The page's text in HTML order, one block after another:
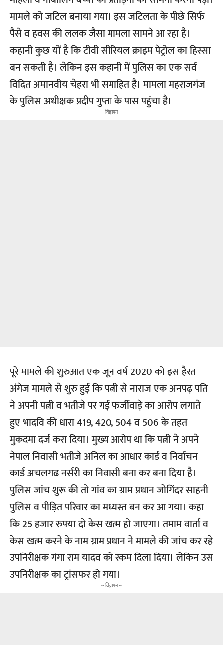
मामले को जटिल बनाया गया। इस जटिलता के पीछे सिर्फ
पैसे व हवस की ललक जैसा मामला सामने आ रहा है।
कहानी कुछ यों है कि टीवी सीरियल क्राइम पेट्रोल का हिस्सा
बन सकती है। लेकिन इस कहानी में पुलिस का एक सर्व
विदित अमानवीय चेहरा भी समाहित है। मामला महराजगंज
के पुलिस अधीक्षक प्रदीप गुप्ता के पास पहुंचा है।
-- विज्ञापन --
पूरे मामले की शुरुआत एक जून वर्ष 2020 को इस हैरत
अंगेज मामले से शुरु हुई कि पत्नी से नाराज एक अनपढ़ पति
ने अपनी पत्नी व भतीजे पर गई फर्जीवाड़े का आरोप लगाते
हुए भादवि की धारा 419, 420, 504 व 506 के तहत
मुकदमा दर्ज करा दिया। मुख्य आरोप था कि पत्नी ने अपने
नेपाल निवासी भतीजे अनिल का आधार कार्ड व निर्वाचन
कार्ड अचलगढ नर्सरी का निवासी बना कर बना दिया है।
पुलिस जांच शुरू की तो गांव का ग्राम प्रधान जोगिंदर साहनी
पुलिस व पीड़ित परिवार का मध्यस्त बन कर आ गया। कहा
कि 25 हजार रुपया दो केस खत्म हो जाएगा। तमाम वार्ता व
केस खत्म करने के नाम ग्राम प्रधान ने मामले की जांच कर रहे
उपनिरीक्षक गंगा राम यादव को रकम दिला दिया। लेकिन उस
उपनिरीक्षक का ट्रांसफर हो गया।
-- विज्ञापन --